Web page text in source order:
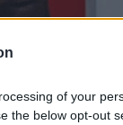
of your
the below opt-out
Magyar